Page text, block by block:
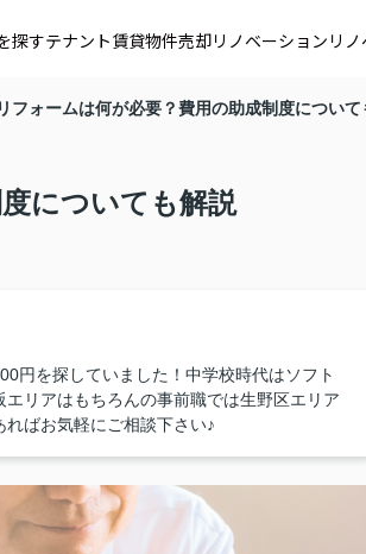
探すテナント賃貸物件売却リノベーション リ
フォームは何が必要？費用の助成制度について
についても解説
円を探していました！中学校時代はソフト
リアはもちろんの事前職では生野区エリア
ばお気軽にご相談下さい♪